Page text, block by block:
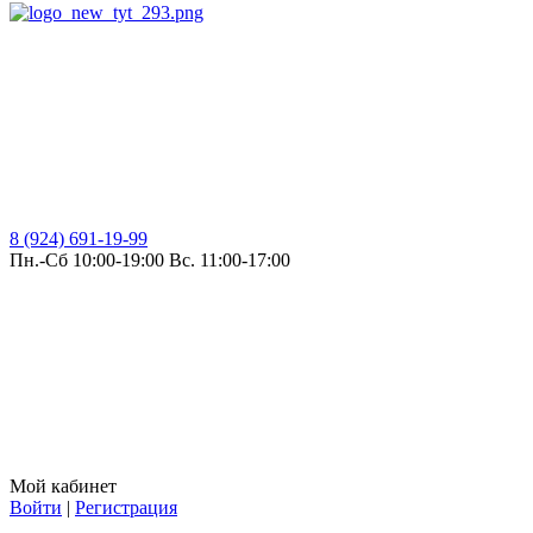
8 (924) 691-19-99
Пн.-Сб 10:00-19:00 Вс. 11:00-17:00
Мой кабинет
Войти | Регистрация